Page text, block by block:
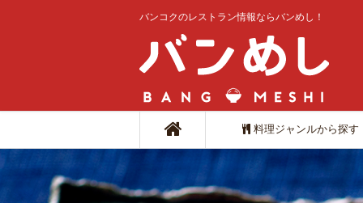
バンコクのレストラン情報ならバンめし！
料理ジャンルから探す